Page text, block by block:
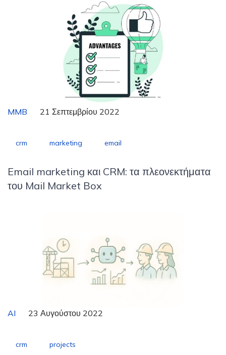
MMB 21 Σεπτεμβρίου 2022
crm marketing email
Email marketing και CRM: τα πλεονεκτήματα
του Mail Market Box
AI 23 Αυγούστου 2022
crm projects